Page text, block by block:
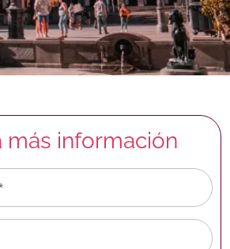
más información